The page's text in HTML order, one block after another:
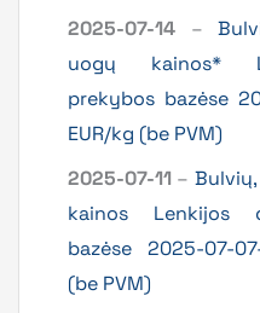
2025-07-14 –
uogų kainos*
prekybos bazėse
EUR/kg (be PVM)
2025-07-11 –
kainos Lenkijos
bazėse 2025-07-
(be PVM)